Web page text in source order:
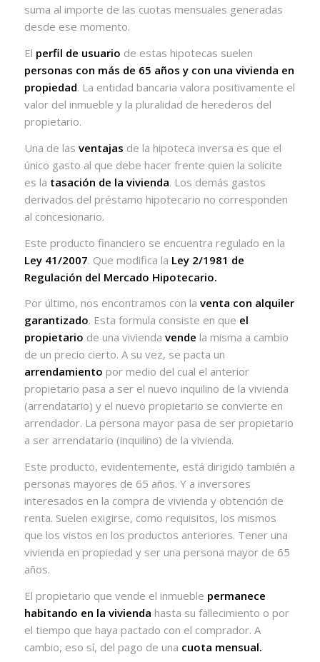
suma al importe de las cuotas mensuales generadas
desde ese momento.
El perfil de usuario de estas hipotecas suelen
personas con más de 65 años y con una vivienda en
propiedad. La entidad bancaria valora positivamente el
valor del inmueble y la pluralidad de herederos del
propietario.
Una de las ventajas de la hipoteca inversa es que el
único gasto al que debe hacer frente quien la solicite
es la tasación de la vivienda. Los demás gastos
derivados del préstamo hipotecario no corresponden
al concesionario.
Este producto financiero se encuentra regulado en la
Ley 41/2007. Que modifica la Ley 2/1981 de
Regulación del Mercado Hipotecario.
Por último, nos encontramos con la venta con alquiler
garantizado. Esta formula consiste en que el
propietario de una vivienda vende la misma a cambio
de un precio cierto. A su vez, se pacta un
arrendamiento por medio del cual el anterior
propietario pasa a ser el nuevo inquilino de la vivienda
(arrendatario) y el nuevo propietario se convierte en
arrendador. La persona mayor pasa de ser propietario
a ser arrendatario (inquilino) de la vivienda.
Este producto, evidentemente, está dirigido también a
personas mayores de 65 años. Y a inversores
interesados en la compra de vivienda y obtención de
renta. Suelen exigirse, como requisitos, los mismos
que los vistos en los productos anteriores. Tener una
vivienda en propiedad y ser una persona mayor de 65
años.
El propietario que vende el inmueble permanece
habitando en la vivienda hasta su fallecimiento o por
el tiempo que haya pactado con el comprador. A
cambio, eso sí, del pago de una cuota mensual.